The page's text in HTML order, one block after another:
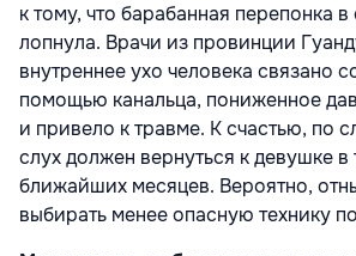
к тому, что барабанная перепонка
лопнула. Врачи из провинции
внутреннее ухо человека связано
помощью канальца, пониженное
и привело к травме. К счастью, по
слух должен вернуться к девушке в
ближайших месяцев. Вероятно,
выбирать менее опасную технику